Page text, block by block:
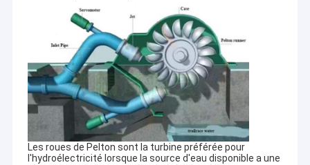
Produits
Au sujet de nous
Visite d'usine
Contrôle de qualité
Les roues de Pelton sont la turbine préférée pour
l'hydroélectricité lorsque la source d'eau disponible a une
HYDROTU sont le fournisseur d'équipement d'hydroélectricité,
la consultation et l'entreprise chinois complets de conception
technique dans le domaine de l'équipement d'hydroélectricité.
Nous fournissons à l'équipement chinois de haute qualité
d'hydroélectricité des technologies de pointe et des services
intégrés pour rencontrer les marchés globaux
d'hydroélectricité.
Hangzhou HydroTu machinant Cie. Ltd couvre les services, offre